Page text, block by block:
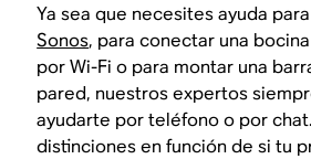
Ya sea que necesites ayuda
Sonos, para conectar una
por Wi-Fi o para montar una
pared, nuestros expertos
ayudarte por teléfono o por
distinciones en función de si tu